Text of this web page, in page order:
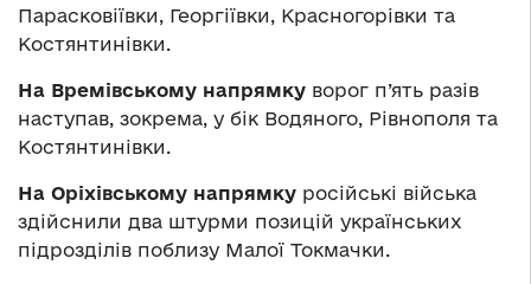
Парасковіївки, Георгіївки, Красногорівки та
Костянтинівки.
На Времівському напрямку ворог п’ять разів
наступав, зокрема, у бік Водяного, Рівнополя та
Костянтинівки.
На Оріхівському напрямку російські війська
здійснили два штурми позицій українських
підрозділів поблизу Малої Токмачки.